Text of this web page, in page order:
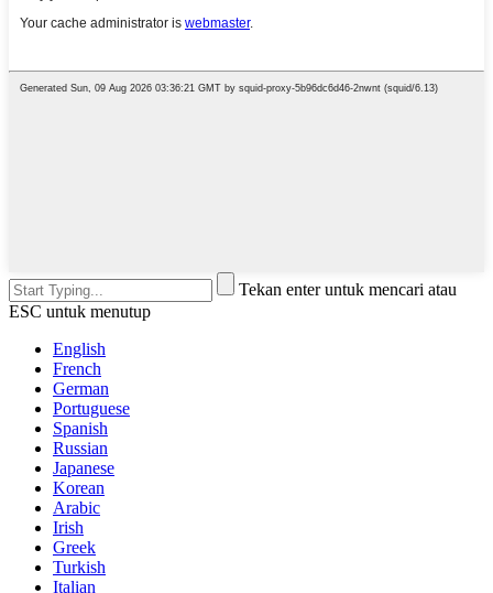
Tekan enter untuk mencari atau
ESC untuk menutup
English
French
German
Portuguese
Spanish
Russian
Japanese
Korean
Arabic
Irish
Greek
Turkish
Italian